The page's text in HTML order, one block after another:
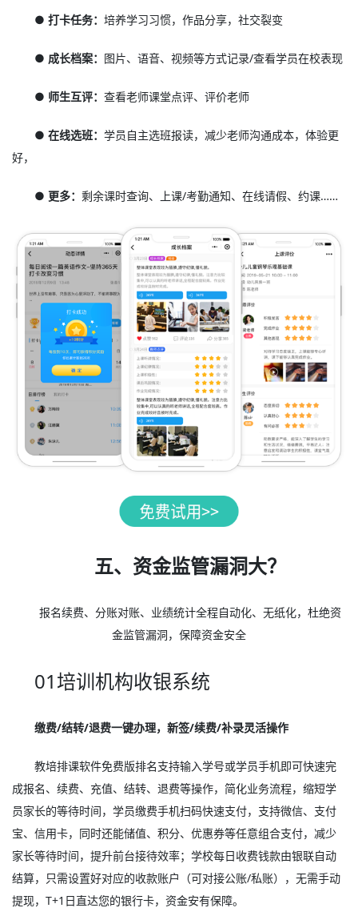
● 打卡任务：培养学习习惯，作品分享，社交裂变
● 成长档案： 图片、语音、视频等方式记录/查看学员在校表现
● 师生互评：查看老师课堂点评、评价老师
● 在线选班：学员自主选班报读，减少老师沟通成本，体验更
好，
● 更多：剩余课时查询、上课/考勤通知、在线请假、约课……
五、资金监管漏洞大？
报名续费、分账对账、业绩统计全程自动化、无纸化，杜绝资
金监管漏洞，保障资金安全
01培训机构收银系统
缴费/结转/退费一键办理，新签/续费/补录灵活操作
教培排课软件免费版排名支持输入学号或学员手机即可快速完
成报名、续费、充值、结转、退费等操作，简化业务流程，缩短学
员家长的等待时间，学员缴费手机扫码快速支付，支持微信、支付
宝、信用卡，同时还能储值、积分、优惠券等任意组合支付，减少
家长等待时间，提升前台接待效率；学校每日收费钱款由银联自动
结算，只需设置好对应的收款账户（可对接公账/私账），无需手动
提现，T+1日直达您的银行卡，资金安有保障。